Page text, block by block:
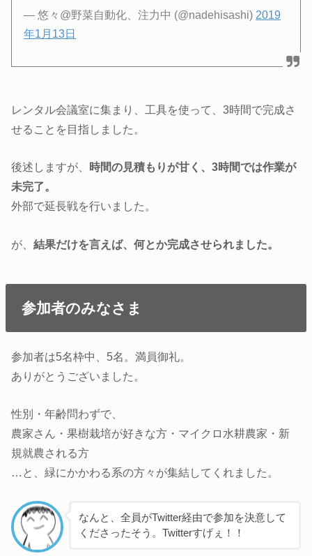
— 悠々@野菜自動化、注力中 (@nadehisashi) 2019
年1月13日
レンタル会議室に集まり、工具を使って、3時間で完成さ
せることを目指しました。
後述しますが、 時間の見積もりが甘く、3時間では作業が
未完了。
外部で延長戦を行いました。
が、結果だけを言えば、何とか完成させられました。
参加者のみなさま
参加者は5名枠中、5名。満員御礼。
ありがとうございました。
性別・年齢問わずで、
農家さん・果樹栽培が好きな方・マイクロ水耕農家・新
規就農される方
…と、緑にかかわる系の方々が集結してくれました。
なんと、全員がTwitter経由で参加を決意して
くださったそう。Twitterすげぇ！！